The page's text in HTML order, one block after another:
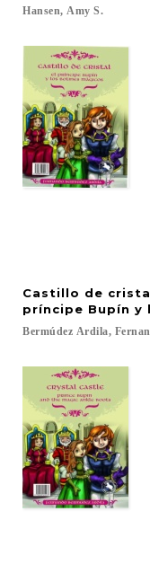
Hansen, Amy S.
Castillo de
príncipe Bupín y
Bermúdez Ardila,